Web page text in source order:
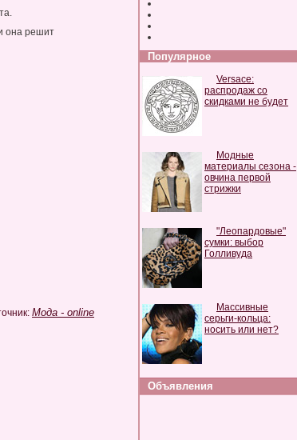
она решит
Мода - online
Популярное
Versace:
распродаж со
скидками не будет
Модные
материалы сезона -
овчина первой
стрижки
"Леопардовые"
сумки: выбор
Голливуда
Массивные
серьги-кольца:
носить или нет?
Объявления